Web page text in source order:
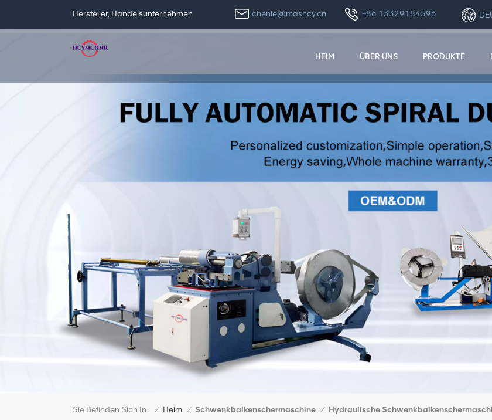
Hersteller, Handelsunternehmen chenle@mashcy.cn +86 13329184596
HEIM ÜBER UNS PRODUKTE
Sie Befinden Sich In : / Heim / Schwenkbalkenschermaschine / Hydraulische